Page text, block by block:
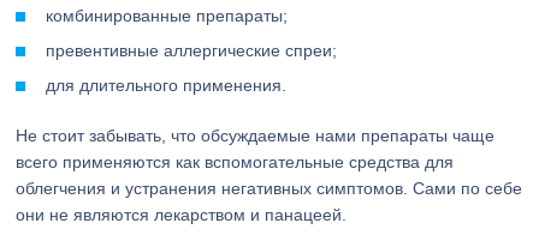
комбинированные препараты;
превентивные аллергические спреи;
для длительного применения.
Не стоит забывать, что обсуждаемые нами препараты чаще
всего применяются как вспомогательные средства для
облегчения и устранения негативных симптомов. Сами по себе
они не являются лекарством и панацеей.